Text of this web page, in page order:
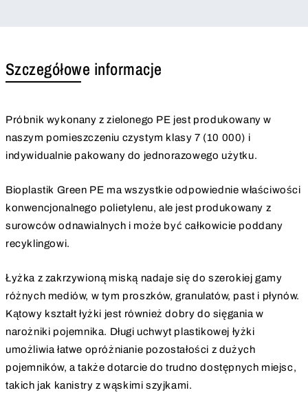
Szczegółowe informacje
Próbnik wykonany z zielonego PE jest produkowany w
naszym pomieszczeniu czystym klasy 7 (10 000) i
indywidualnie pakowany do jednorazowego użytku.
Bioplastik Green PE ma wszystkie odpowiednie właściwości
konwencjonalnego polietylenu, ale jest produkowany z
surowców odnawialnych i może być całkowicie poddany
recyklingowi.
Łyżka z zakrzywioną miską nadaje się do szerokiej gamy
różnych mediów, w tym proszków, granulatów, past i płynów.
Kątowy kształt łyżki jest również dobry do sięgania w
narożniki pojemnika. Długi uchwyt plastikowej łyżki
umożliwia łatwe opróżnianie pozostałości z dużych
pojemników, a także dotarcie do trudno dostępnych miejsc,
takich jak kanistry z wąskimi szyjkami.